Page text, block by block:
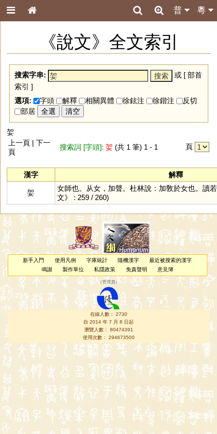
粵
普
《說文》全文索引
搜索字串: 或 [ 部首
索引 ]
選項:
字頭 解釋 相關異體 徐鉉注 徐鍇注
反切
部居
全選 清空
妿
上一頁 | 下一
頁
搜索詞 [字頭]: 妿(共 1 筆) 1 - 1 頁
漢字 解釋
妿
女師也。从女，加聲。杜林說：加敎於女也。讀
文》 : 259 / 260)
新手入門 使用凡例 字庫統計 隨機漢字
最近被搜索的漢字
鳴謝
製作單位 私隱政策 免責聲明 意見簿
（管理員 ）
在線人數： 2730
自 2014 年 7 月 8 日起
瀏覽人數： 80474391
使用次數： 294673500